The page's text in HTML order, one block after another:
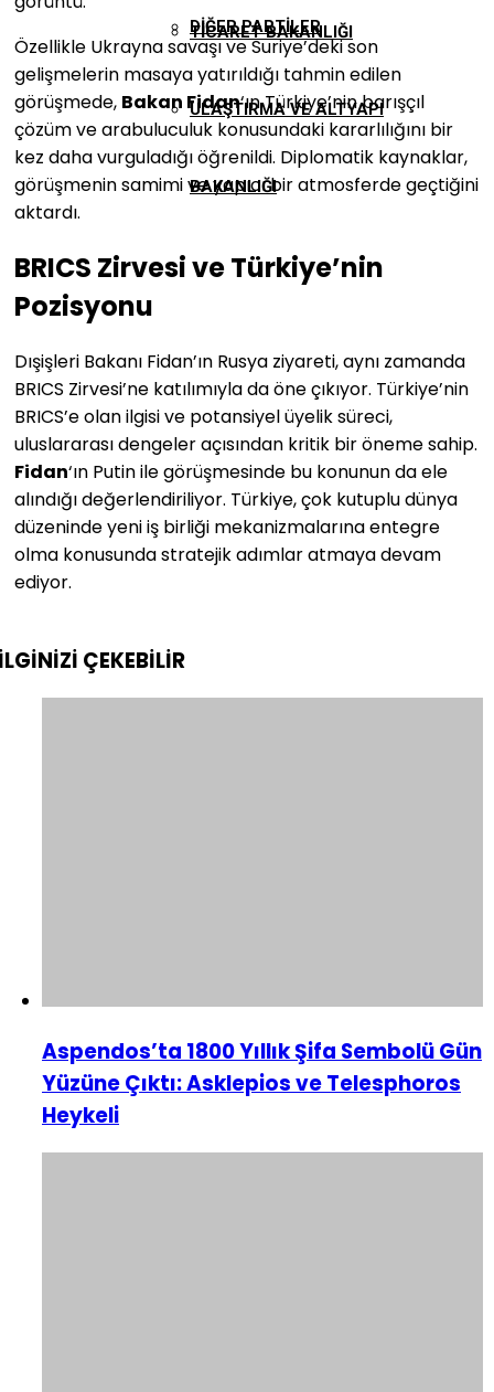
DIĞER PARTILER
TICARET BAKANLIĞI
ULAŞTIRMA VE ALTYAPI
BAKANLIĞI
Özellikle Ukrayna savaşı ve Suriye’deki son
gelişmelerin masaya yatırıldığı tahmin edilen
görüşmede, Bakan Fidan‘ın Türkiye’nin barışçıl
çözüm ve arabuluculuk konusundaki kararlılığını bir
kez daha vurguladığı öğrenildi. Diplomatik kaynaklar,
görüşmenin samimi ve yapıcı bir atmosferde geçtiğini
aktardı.
BRICS Zirvesi ve Türkiye’nin
Pozisyonu
Dışişleri Bakanı Fidan’ın Rusya ziyareti, aynı zamanda
BRICS Zirvesi’ne katılımıyla da öne çıkıyor. Türkiye’nin
BRICS’e olan ilgisi ve potansiyel üyelik süreci,
uluslararası dengeler açısından kritik bir öneme sahip.
Fidan‘ın Putin ile görüşmesinde bu konunun da ele
alındığı değerlendiriliyor. Türkiye, çok kutuplu dünya
düzeninde yeni iş birliği mekanizmalarına entegre
olma konusunda stratejik adımlar atmaya devam
ediyor.
ÇEKEBİLİR
Aspendos’ta 1800 Yıllık Şifa Sembolü Gün
Yüzüne Çıktı: Asklepios ve Telesphoros
Heykeli